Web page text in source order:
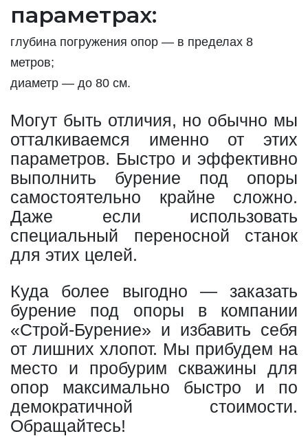
параметрах:
глубина погружения опор — в пределах 8
метров;
диаметр — до 80 см.
Могут быть отличия, но обычно мы
отталкиваемся именно от этих
параметров. Быстро и эффективно
выполнить бурение под опоры
самостоятельно крайне сложно.
Даже если использовать
специальный переносной станок
для этих целей.
Куда более выгодно — заказать
бурение под опоры в компании
«Строй-Бурение» и избавить себя
от лишних хлопот. Мы прибудем на
место и пробурим скважины для
опор максимально быстро и по
демократичной стоимости.
Обращайтесь!